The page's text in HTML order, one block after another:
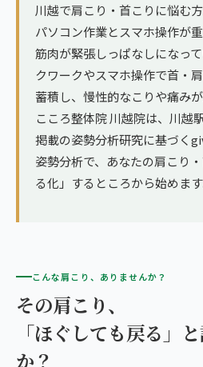
ヨガ・ピラティス
鹿児島エリア（3院）
→ エリア一覧（全11エリア）
川越で肩こり・首こりに悩む
パソコン作業とスマホ操作が
筋肉が緊張しっぱなしになっ
クワークやスマホ操作で首・
蓄積し、慢性的なこりや痛み
こころ整体院 川越院は、川越
掲載の姿勢分析研究に基づく
姿勢分析で、あなたの肩こり
る化」するところから始めます
こんな肩こり、ありませんか？
その肩こり、
「ほぐしても戻る」
か？